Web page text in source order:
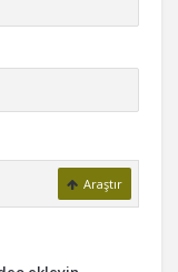
Araştır